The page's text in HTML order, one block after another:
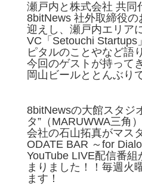
瀬戸内と株式会社 共同
8bitNews 社外取締役
迎えし、瀬戸内エリア
VC「Setouchi Startups
ピタルのことやなど語
今回のゲストが持って
岡山ビールととんぶり
8bitNewsの大館スタジ
タ”（MARUWWA三角
会社の石山拓真がマス
ODATE BAR ～for
YouTube LIVE配信番
まりました！！毎週火
ます！